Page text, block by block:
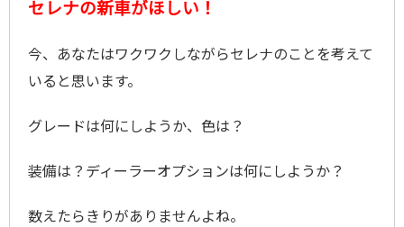
セレナの新車がほしい！
今、あなたはワクワクしながらセレナのことを考えて
いると思います。
グレードは何にしようか、色は？
装備は？ディーラーオプションは何にしようか？
数えたらきりがありませんよね。